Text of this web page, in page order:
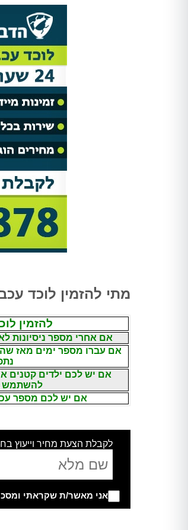
מתי להזמין לוכד
להזמין
אם אחרי מספר ניסיונות
אם עברו מספר ימים מאז
אם יש לכם ילדים קטנים
להשתמש
אם יש לכם מספר
לקבלת הצעת מחיר וייעוץ
אני מאשר/ת שקראתי
אריאל היה מקצועי מאוד מהשיחה
חודש של גהנום סוף סוף יכולנו
להיכנס לחדר שהיה סגור בגלל שאי
מדובר ב"עסק מסריח" (סבלנו מריח
הצוות דאג לטפל לנו בבעיה בצורה
הכי טובה שאפשר. אלדד דאג לנקות
אחריו ולהשאיר שובל של ריח שרק
אחרי
ואמין!